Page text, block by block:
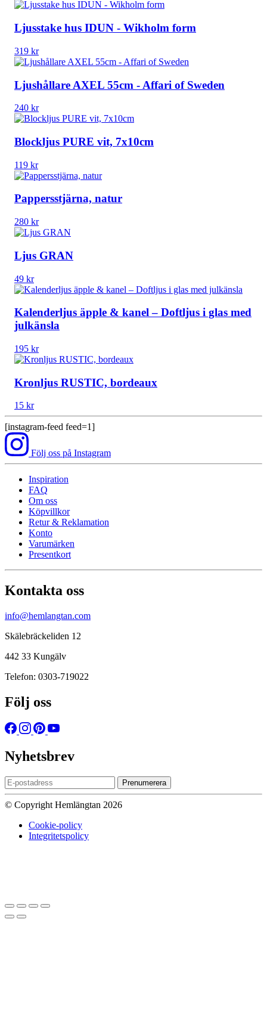
Ljusstake hus IDUN - Wikholm form
319 kr
Ljushållare AXEL 55cm - Affari of Sweden
240 kr
Blockljus PURE vit, 7x10cm
119 kr
Pappersstjärna, natur
280 kr
Ljus GRAN
49 kr
Kalenderljus äpple & kanel – Doftljus i glas med
julkänsla
195 kr
Kronljus RUSTIC, bordeaux
15 kr
[instagram-feed feed=1]
Följ oss på Instagram
Inspiration
FAQ
Om oss
Köpvillkor
Retur & Reklamation
Konto
Varumärken
Presentkort
Kontakta oss
info@hemlangtan.com
Skälebräckeliden 12
442 33 Kungälv
Telefon: 0303-719022
Följ oss
Nyhetsbrev
Prenumerera
© Copyright Hemlängtan 2026
Cookie-policy
Integritetspolicy